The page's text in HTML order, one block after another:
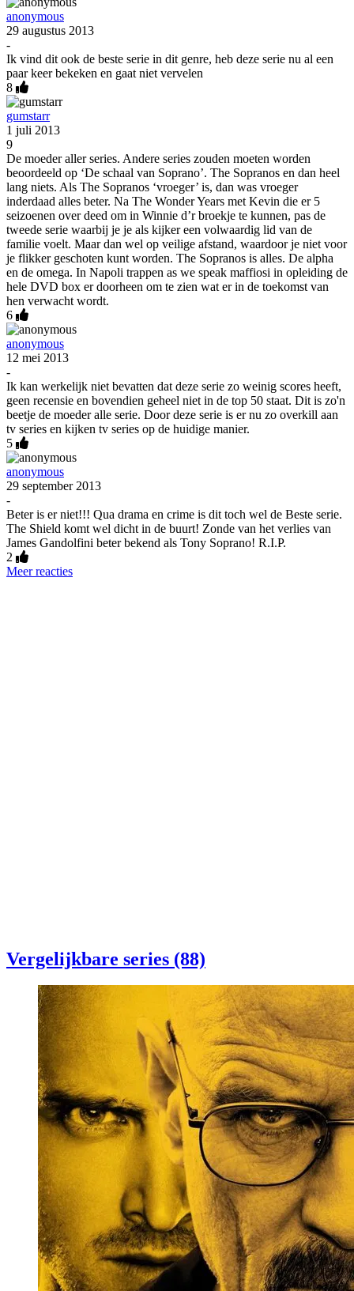
anonymous
29 augustus 2013
-
Ik vind dit ook de beste serie in dit genre, heb deze serie nu al een
paar keer bekeken en gaat niet vervelen
8
gumstarr
1 juli 2013
9
De moeder aller series. Andere series zouden moeten worden
beoordeeld op ‘De schaal van Soprano’. The Sopranos en dan heel
lang niets. Als The Sopranos ‘vroeger’ is, dan was vroeger
inderdaad alles beter. Na The Wonder Years met Kevin die er 5
seizoenen over deed om in Winnie d’r broekje te kunnen, pas de
tweede serie waarbij je je als kijker een volwaardig lid van de
familie voelt. Maar dan wel op veilige afstand, waardoor je niet voor
je flikker geschoten kunt worden. The Sopranos is alles. De alpha
en de omega. In Napoli trappen as we speak maffiosi in opleiding de
hele DVD box er doorheen om te zien wat er in de toekomst van
hen verwacht wordt.
6
anonymous
12 mei 2013
-
Ik kan werkelijk niet bevatten dat deze serie zo weinig scores heeft,
geen recensie en bovendien geheel niet in de top 50 staat. Dit is zo'n
beetje de moeder alle serie. Door deze serie is er nu zo overkill aan
tv series en kijken tv series op de huidige manier.
5
anonymous
29 september 2013
-
Beter is er niet!!! Qua drama en crime is dit toch wel de Beste serie.
The Shield komt wel dicht in de buurt! Zonde van het verlies van
James Gandolfini beter bekend als Tony Soprano! R.I.P.
2
Meer reacties
Vergelijkbare series (88)